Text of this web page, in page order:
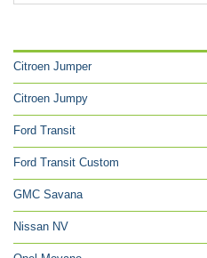
Citroen Jumper
Citroen Jumpy
Ford Transit
Ford Transit Custom
GMC Savana
Nissan NV